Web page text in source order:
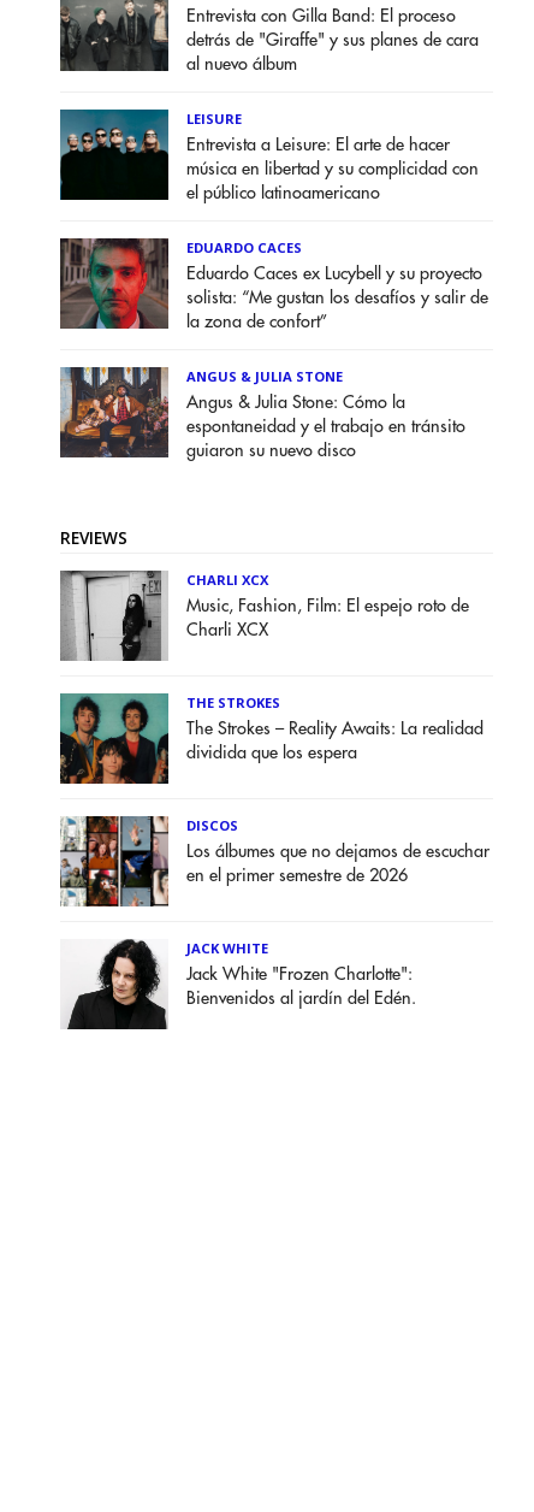
Entrevista con Gilla Band: El proceso
detrás de "Giraffe" y sus planes de cara
al nuevo álbum
LEISURE
Entrevista a Leisure: El arte de hacer
música en libertad y su complicidad con
el público latinoamericano
EDUARDO CACES
Eduardo Caces ex Lucybell y su proyecto
solista: “Me gustan los desafíos y salir de
la zona de confort”
ANGUS & JULIA STONE
Angus & Julia Stone: Cómo la
espontaneidad y el trabajo en tránsito
guiaron su nuevo disco
REVIEWS
CHARLI XCX
Music, Fashion, Film: El espejo roto de
Charli XCX
THE STROKES
The Strokes – Reality Awaits: La realidad
dividida que los espera
DISCOS
Los álbumes que no dejamos de escuchar
en el primer semestre de 2026
JACK WHITE
Jack White "Frozen Charlotte":
Bienvenidos al jardín del Edén.